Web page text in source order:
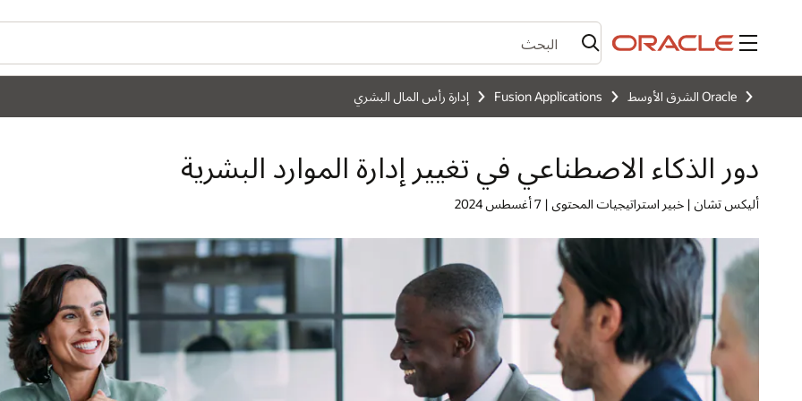
القائمة
Oracle الشرق الأوسط Fusion Applications إدارة رأس المال البشري
دور الذكاء الاصطناعي في تغيير إدارة الموارد البشرية
أليكس تشان | خبير استراتيجيات المحتوى | 7 أغسطس 2024